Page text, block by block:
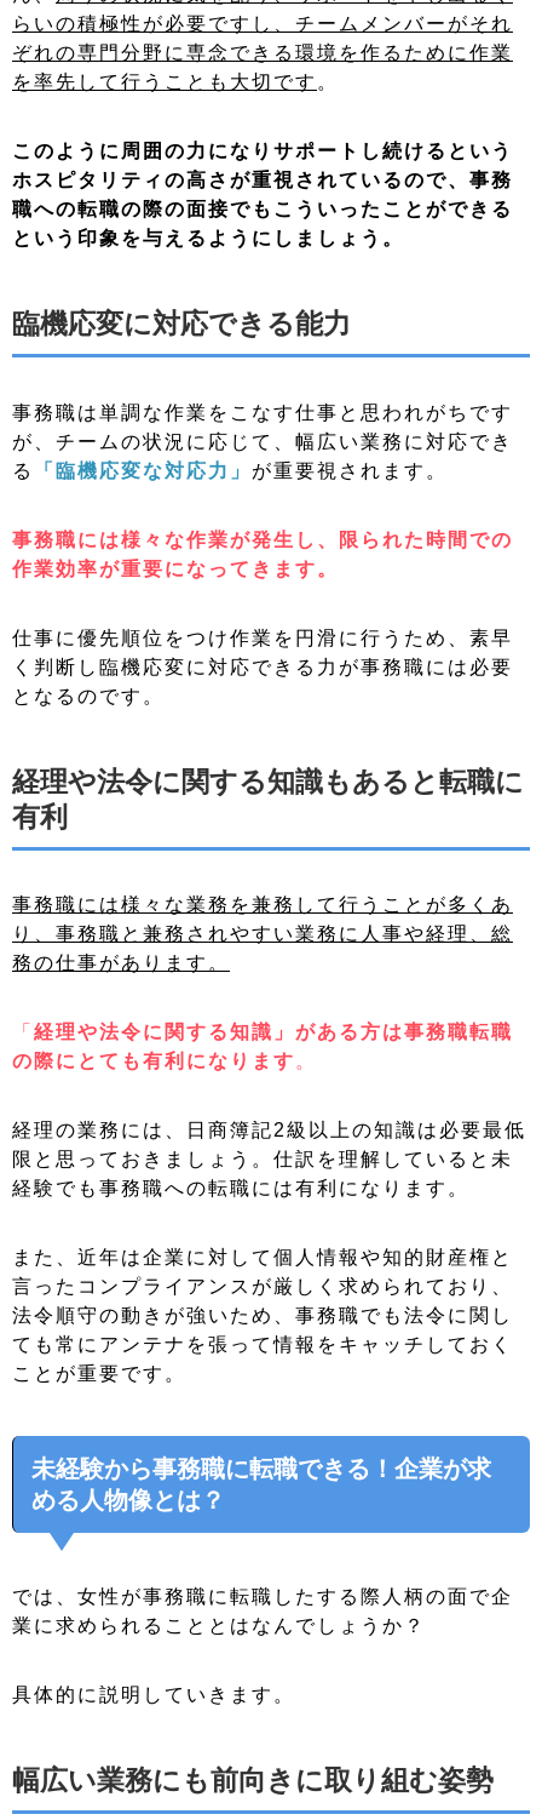
らいの積極性が必要ですし、 チームメンバーがそれ
ぞれの専門分野に専念できる環境を作るために作業
を率先して行うことも大切です 。
このように周囲の力になりサポートし続けるという
ホスピタリティの高さが重視されているので、事務
職への転職の際の面接でもこういったことができる
という印象を与えるようにしましょう。
臨機応変に対応できる能力
事務職は単調な作業をこなす仕事と思われがちです
が、チームの状況に応じて、幅広い業務に対応でき
る
「臨機応変な対応力」 が重要視されます。
事務職には様々な作業が発生し、限られた時間での
作業効率が重要になってきます。
仕事に優先順位をつけ作業を円滑に行うため、素早
く判断し臨機応変に対応できる力が事務職には必要
となるのです。
経理や法令に関する知識もあると転職に
有利
事務職には様々な業務を兼務して行うことが多くあ
り、事務職と兼務されやすい業務に人事や経理、総
務の仕事があります。
「 経理や法令に関する知識」がある方は事務職転職
の際にとても有利になります 。
経理の業務には、日商簿記2級以上の知識は必要最低
限と思っておきましょう。仕訳を理解していると未
経験でも事務職への転職には有利になります。
また、近年は企業に対して個人情報や知的財産権と
言ったコンプライアンスが厳しく求められており、
法令順守の動きが強いため、事務職でも法令に関し
ても常にアンテナを張って情報をキャッチしておく
ことが重要です。
未経験から事務職に転職できる！企業が求
める人物像とは？
では、女性が事務職に転職したする際人柄の面で企
業に求められることとはなんでしょうか？
具体的に説明していきます。
幅広い業務にも前向きに取り組む姿勢